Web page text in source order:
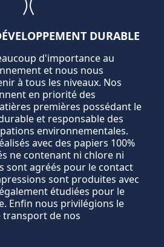
DURABLE
d'importance au
et nous nous
à tous les niveaux. Nos
en priorité des
premières possédant le
et responsable des
environnementales.
avec des papiers 100%
ne contenant ni chlore ni
sont agréés pour le contact
sont produites avec
étudiées pour le
Enfin nous privilégions le
de nos